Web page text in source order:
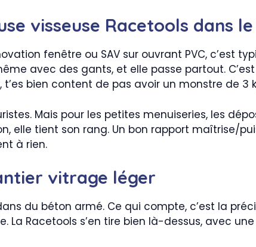
visseuse Racetools dans
fenêtre ou SAV sur ouvrant PVC, c’est
avec des gants, et elle passe partout.
bien content de pas avoir un monstre de 3
Mais pour les petites menuiseries, les
elle tient son rang. Un bon rapport maîtrise/
à rien.
vitrage léger
du béton armé. Ce qui compte, c’est la
Racetools s’en tire bien là-dessus, avec